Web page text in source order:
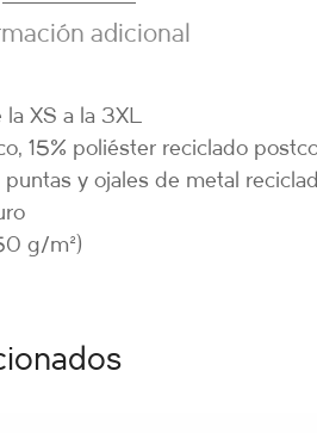
adicional
XS a la 3XL
15% poliéster reciclado
y ojales de metal
g/m²)